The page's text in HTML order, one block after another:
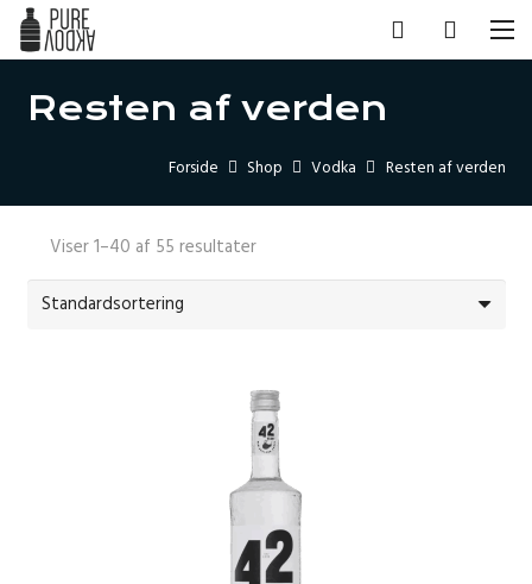
Resten af verden
Forside Shop Vodka Resten af verden
Viser 1–40 af 55 resultater